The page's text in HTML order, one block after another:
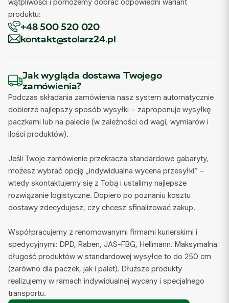
wątpliwości i pomożemy dobrać odpowiedni wariant
produktu:
+48 500 520 020
kontakt@stolarz24.pl
Jak wygląda dostawa Twojego
zamówienia?
Podczas składania zamówienia nasz system automatycznie
dobierze najlepszy sposób wysyłki – zaproponuje wysyłkę
paczkami lub na palecie (w zależności od wagi, wymiarów i
ilości produktów).
Jeśli Twoje zamówienie przekracza standardowe gabaryty,
możesz wybrać opcję „indywidualna wycena przesyłki” –
wtedy skontaktujemy się z Tobą i ustalimy najlepsze
rozwiązanie logistyczne. Dopiero po poznaniu kosztu
dostawy zdecydujesz, czy chcesz sfinalizować zakup.
Współpracujemy z renomowanymi firmami kurierskimi i
spedycyjnymi: DPD, Raben, JAS-FBG, Hellmann. Maksymalna
długość produktów w standardowej wysyłce to do 250 cm
(zarówno dla paczek, jak i palet). Dłuższe produkty
realizujemy w ramach indywidualnej wyceny i specjalnego
transportu.